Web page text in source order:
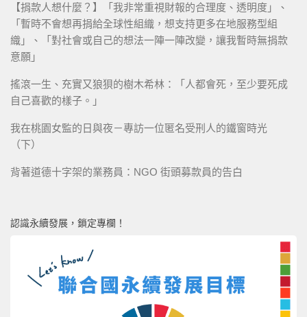
【捐款人想什麼？】「我非常重視財報的合理度、透明度」、
「暫時不會想再捐給全球性組織，想支持更多在地服務型組
織」、「對社會或自己的想法一陣一陣改變，讓我暫時無捐款
意願」
搖滾一生、充實又狼狽的樹木希林：「人都會死，至少要死成
自己喜歡的樣子。」
我在桃園女監的日與夜－專訪一位匿名受刑人的鐵窗時光
（下）
背著道德十字架的業務員：NGO 街頭募款員的告白
認識永續發展，鎖定專欄！